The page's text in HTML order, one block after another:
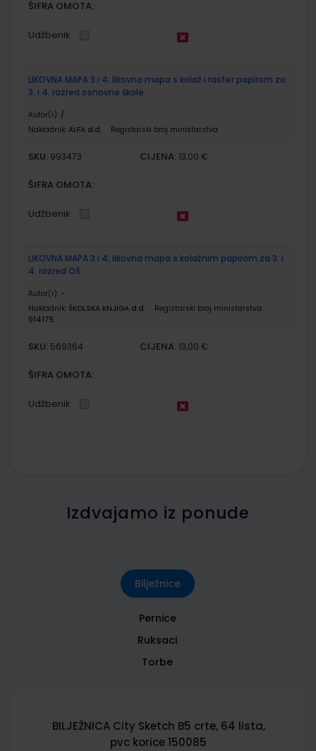
ŠIFRA OMOTA:
Udžbenik
LIKOVNA MAPA 3 i 4; likovna mapa s kolaž i raster papirom za
3. i 4. razred osnovne škole
Autor(i): /
Nakladnik: ALFA d.d. Registarski broj ministarstva:
SKU: 993473 CIJENA: 13,00 €
ŠIFRA OMOTA:
Udžbenik
LIKOVNA MAPA 3 i 4; likovna mapa s kolažnim papirom za 3. i
4. razred OŠ
Autor(i): -
Nakladnik: ŠKOLSKA KNJIGA d.d.
Registarski broj ministarstva:
014175
SKU: 569364 CIJENA: 13,00 €
ŠIFRA OMOTA:
Udžbenik
Izdvajamo iz ponude
Bilježnice
Pernice
Ruksaci
Torbe
BILJEŽNICA City Sketch B5 crte, 64 lista,
pvc korice 150085